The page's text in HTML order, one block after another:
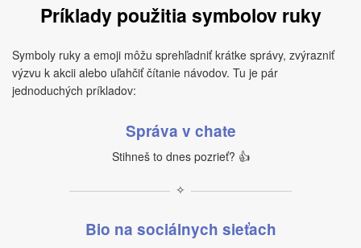
Príklady použitia symbolov ruky
Symboly ruky a emoji môžu sprehľadniť krátke správy, zvýrazniť
výzvu k akcii alebo uľahčiť čítanie návodov. Tu je pár
jednoduchých príkladov:
Správa v chate
Stihneš to dnes pozrieť? 👍
✧
Bio na sociálnych sieťach